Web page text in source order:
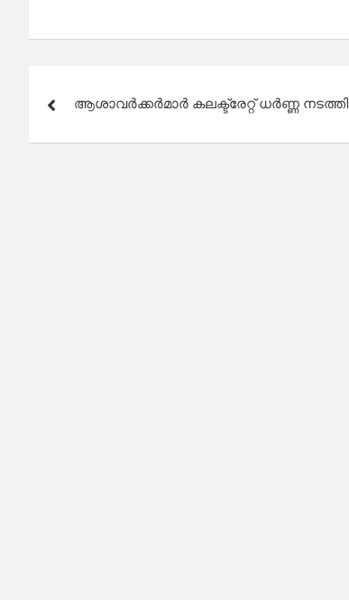
navigation
ആശാവർക്കർമാർ കലക്ട്രേറ്റ് ധർണ്ണ നടത്തി